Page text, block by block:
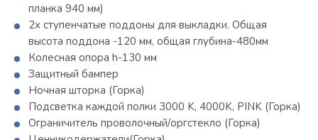
планка 940 мм)
2х ступенчатые поддоны для выкладки. Общая
высота поддона -120 мм, общая глубина-480мм
Колесная опора h-130 мм
Защитный бампер
Ночная шторка (Горка)
Подсветка каждой полки 3000 K, 4000K, PINK (Горка)
Ограничитель проволочный/оргстекло (Горка)